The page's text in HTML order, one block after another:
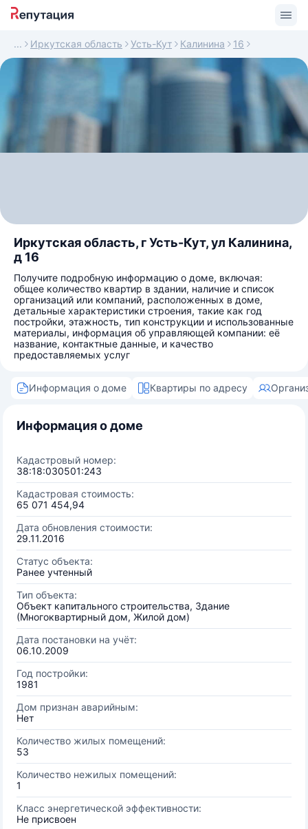
Иркутская область Усть-Кут Калинина 16
Иркутская область, г Усть-Кут, ул Калинина,
д 16
Получите подробную информацию о доме, включая:
общее количество квартир в здании, наличие и список
организаций или компаний, расположенных в доме,
детальные характеристики строения, такие как год
постройки, этажность, тип конструкции и использованные
материалы, информация об управляющей компании: её
название, контактные данные, и качество
предоставляемых услуг
Информация о доме Квартиры по адресу
Информация о доме
Кадастровый номер:
38:18:030501:243
Кадастровая стоимость:
65 071 454,94
Дата обновления стоимости:
29.11.2016
Статус объекта:
Ранее учтенный
Тип объекта:
Объект капитального строительства, Здание
(Многоквартирный дом, Жилой дом)
Дата постановки на учёт:
06.10.2009
Год постройки:
1981
Дом признан аварийным:
Нет
Количество жилых помещений:
53
Количество нежилых помещений:
1
Класс энергетической эффективности:
Не присвоен